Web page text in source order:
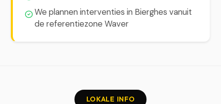
We plannen interventies in Bierghes vanuit
de referentiezone Waver
LOKALE INFO